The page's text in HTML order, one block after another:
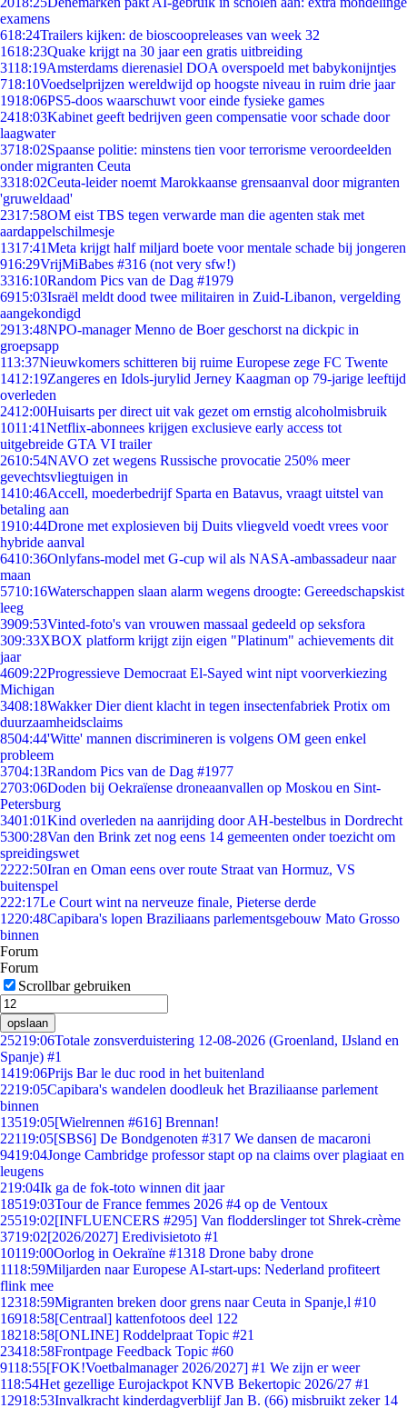
examens
618:24Trailers kijken: de bioscoopreleases van week 32
1618:23Quake krijgt na 30 jaar een gratis uitbreiding
3118:19Amsterdams dierenasiel DOA overspoeld met babykonijntjes
718:10Voedselprijzen wereldwijd op hoogste niveau in ruim drie jaar
1918:06PS5-doos waarschuwt voor einde fysieke games
2418:03Kabinet geeft bedrijven geen compensatie voor schade door
laagwater
3718:02Spaanse politie: minstens tien voor terrorisme veroordeelden
onder migranten Ceuta
3318:02Ceuta-leider noemt Marokkaanse grensaanval door migranten
'gruweldaad'
2317:58OM eist TBS tegen verwarde man die agenten stak met
aardappelschilmesje
1317:41Meta krijgt half miljard boete voor mentale schade bij jongeren
916:29VrijMiBabes #316 (not very sfw!)
3316:10Random Pics van de Dag #1979
6915:03Israël meldt dood twee militairen in Zuid-Libanon, vergelding
aangekondigd
2913:48NPO-manager Menno de Boer geschorst na dickpic in
groepsapp
113:37Nieuwkomers schitteren bij ruime Europese zege FC Twente
1412:19Zangeres en Idols-jurylid Jerney Kaagman op 79-jarige leeftijd
overleden
2412:00Huisarts per direct uit vak gezet om ernstig alcoholmisbruik
1011:41Netflix-abonnees krijgen exclusieve early access tot
uitgebreide GTA VI trailer
2610:54NAVO zet wegens Russische provocatie 250% meer
gevechtsvliegtuigen in
1410:46Accell, moederbedrijf Sparta en Batavus, vraagt uitstel van
betaling aan
1910:44Drone met explosieven bij Duits vliegveld voedt vrees voor
hybride aanval
6410:36Onlyfans-model met G-cup wil als NASA-ambassadeur naar
maan
5710:16Waterschappen slaan alarm wegens droogte: Gereedschapskist
leeg
3909:53Vinted-foto's van vrouwen massaal gedeeld op seksfora
309:33XBOX platform krijgt zijn eigen "Platinum" achievements dit
jaar
4609:22Progressieve Democraat El-Sayed wint nipt voorverkiezing
Michigan
3408:18Wakker Dier dient klacht in tegen insectenfabriek Protix om
duurzaamheidsclaims
8504:44'Witte' mannen discrimineren is volgens OM geen enkel
probleem
3704:13Random Pics van de Dag #1977
2703:06Doden bij Oekraïense droneaanvallen op Moskou en Sint-
Petersburg
3401:01Kind overleden na aanrijding door AH-bestelbus in Dordrecht
5300:28Van den Brink zet nog eens 14 gemeenten onder toezicht om
spreidingswet
2222:50Iran en Oman eens over route Straat van Hormuz, VS
buitenspel
222:17Le Court wint na nerveuze finale, Pieterse derde
1220:48Capibara's lopen Braziliaans parlementsgebouw Mato Grosso
binnen
Forum
Forum
Scrollbar gebruiken
opslaan
25219:06Totale zonsverduistering 12-08-2026 (Groenland, IJsland en
Spanje) #1
1419:06Prijs Bar le duc rood in het buitenland
2219:05Capibara's wandelen doodleuk het Braziliaanse parlement
binnen
13519:05[Wielrennen #616] Brennan!
22119:05[SBS6] De Bondgenoten #317 We dansen de macaroni
9419:04Jonge Cambridge professor stapt op na claims over plagiaat en
leugens
219:04Ik ga de fok-toto winnen dit jaar
18519:03Tour de France femmes 2026 #4 op de Ventoux
25519:02[INFLUENCERS #295] Van flodderslinger tot Shrek-crème
3719:02[2026/2027] Eredivisietoto #1
10119:00Oorlog in Oekraïne #1318 Drone baby drone
1118:59Miljarden naar Europese AI-start-ups: Nederland profiteert
flink mee
12318:59Migranten breken door grens naar Ceuta in Spanje,l #10
16918:58[Centraal] kattenfotoos deel 122
18218:58[ONLINE] Roddelpraat Topic #21
23418:58Frontpage Feedback Topic #60
9118:55[FOK!Voetbalmanager 2026/2027] #1 We zijn er weer
118:54Het gezellige Eurojackpot KNVB Bekertopic 2026/27 #1
12918:53Invalkracht kinderdagverblijf Jan B. (66) misbruikt zeker 14